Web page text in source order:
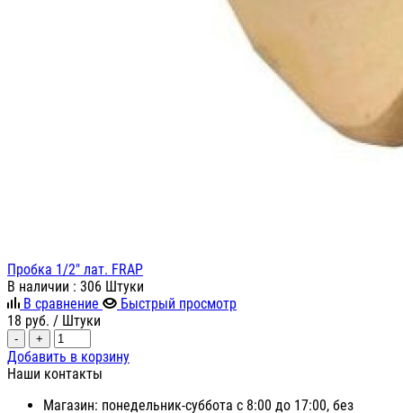
Пробка 1/2" лат. FRAP
В наличии : 306 Штуки
В сравнение
Быстрый просмотр
18 руб. / Штуки
- +
Добавить в корзину
Наши контакты
Магазин: понедельник-суббота с 8:00 до 17:00, без